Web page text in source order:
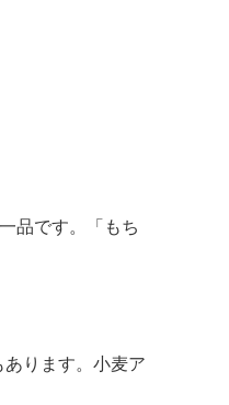
品です。「もち
ります。小麦ア